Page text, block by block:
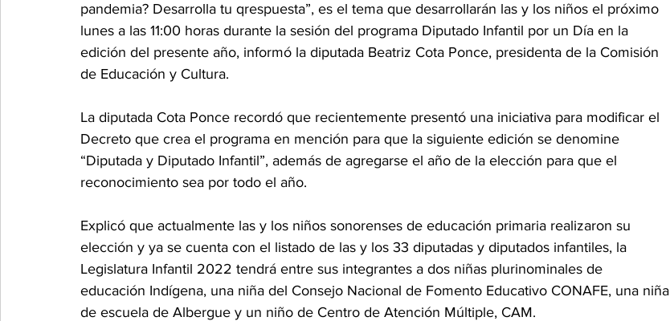
pandemia? Desarrolla tu qrespuesta”, es el tema que desarrollarán las y los niños el próximo
lunes a las 11:00 horas durante la sesión del programa Diputado Infantil por un Día en la
edición del presente año, informó la diputada Beatriz Cota Ponce, presidenta de la Comisión
de Educación y Cultura.
La diputada Cota Ponce recordó que recientemente presentó una iniciativa para modificar el
Decreto que crea el programa en mención para que la siguiente edición se denomine
“Diputada y Diputado Infantil”, además de agregarse el año de la elección para que el
reconocimiento sea por todo el año.
Explicó que actualmente las y los niños sonorenses de educación primaria realizaron su
elección y ya se cuenta con el listado de las y los 33 diputadas y diputados infantiles, la
Legislatura Infantil 2022 tendrá entre sus integrantes a dos niñas plurinominales de
educación Indígena, una niña del Consejo Nacional de Fomento Educativo CONAFE, una niña
de escuela de Albergue y un niño de Centro de Atención Múltiple, CAM.